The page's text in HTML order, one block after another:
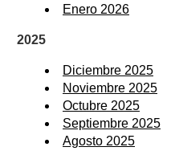
Enero 2026
2025
Diciembre 2025
Noviembre 2025
Octubre 2025
Septiembre 2025
Agosto 2025